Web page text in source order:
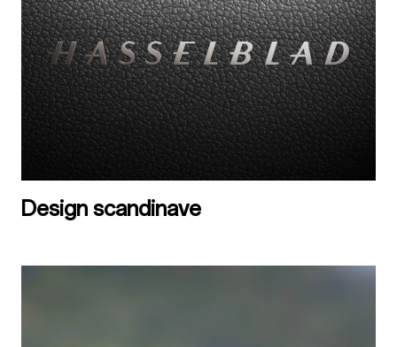
Design scandinave